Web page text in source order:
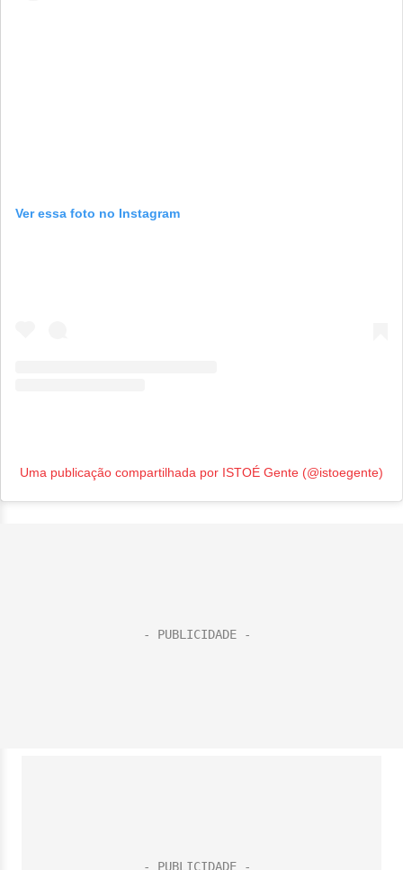
Ver essa foto no Instagram
Uma publicação compartilhada por ISTOÉ Gente (@istoegente)